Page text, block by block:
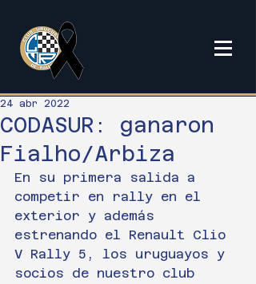
CODASUR: ganaron
Fialho/Arbiza
24 abr 2022
En su primera salida a
competir en rally en el
exterior y además
estrenando el Renault Clio
V Rally 5, los uruguayos y
socios de nuestro club